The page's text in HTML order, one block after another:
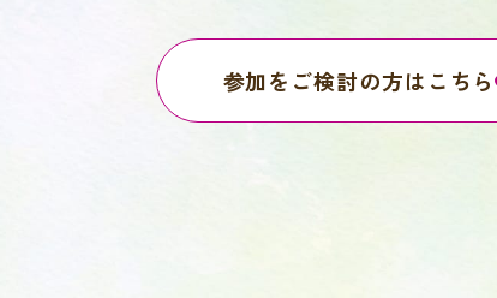
参加をご検討の方はこちら